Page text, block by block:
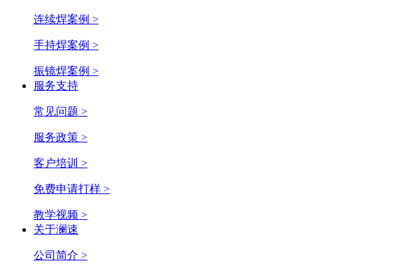
连续焊案例 >
手持焊案例 >
振镜焊案例 >
服务支持
常见问题 >
服务政策 >
客户培训 >
免费申请打样 >
教学视频 >
关于澜速
公司简介 >